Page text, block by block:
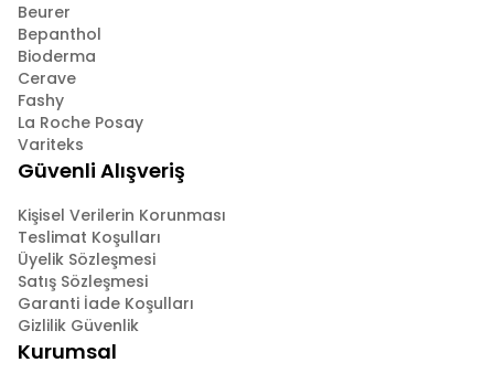
Beurer
Bepanthol
Bioderma
Cerave
Fashy
La Roche Posay
Variteks
Güvenli Alışveriş
Kişisel Verilerin Korunması
Teslimat Koşulları
Üyelik Sözleşmesi
Satış Sözleşmesi
Garanti İade Koşulları
Gizlilik Güvenlik
Kurumsal